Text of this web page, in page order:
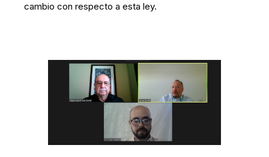
cambio con respecto a esta ley.